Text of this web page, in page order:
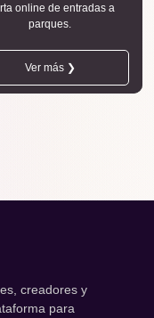
online de entradas a
parques.
Ver más ❯
creadores y
para